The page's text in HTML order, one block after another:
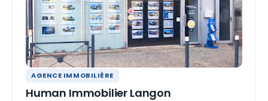
AGENCE IMMOBILIÈRE
Human Immobilier Langon